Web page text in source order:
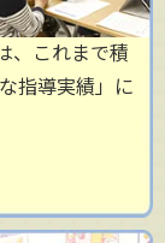
、これまで積
指導実績」に